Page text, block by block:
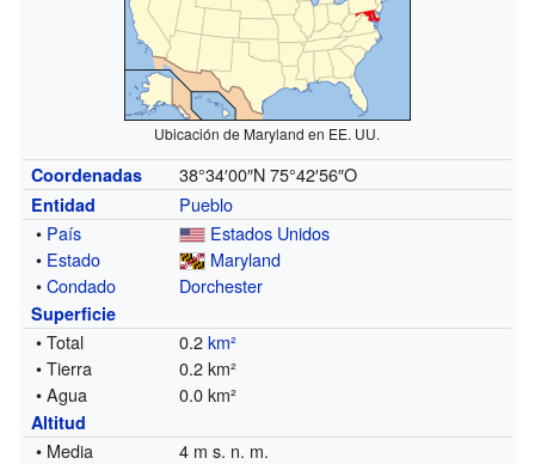
Ubicación de Maryland en EE. UU.
Coordenadas 38°34′00″N 75°42′56″O
Entidad
Pueblo
• País
Estados Unidos
• Estado
Maryland
•Condado Dorchester
Superficie
• Total 0.2km²
• Tierra
0.2 km²
• Agua
0.0 km²
Altitud
• Media 4 m s. n. m.